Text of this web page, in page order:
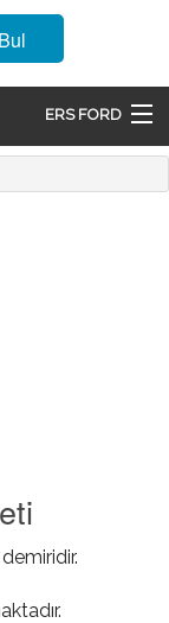
Bul
ERS FORD